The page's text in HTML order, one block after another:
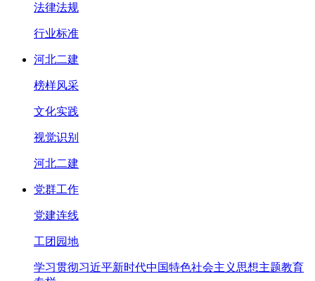
法律法规
行业标准
河北二建
榜样风采
文化实践
视觉识别
河北二建
党群工作
党建连线
工团园地
学习贯彻习近平新时代中国特色社会主义思想主题教育